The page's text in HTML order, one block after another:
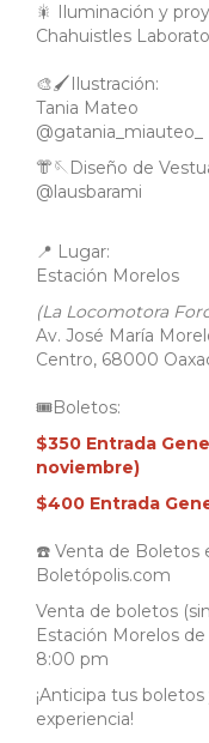
🎇 Iluminación y
Chahuistles
🎨🖌️Ilustración:
Tania Mateo
@gatania_miauteo_
👘🪡Diseño de
@lausbarami
📍 Lugar:
Estación Morelos
(La Locomotora
Av. José María
Centro, 68000
🎟️Boletos:
$350 Entrada
noviembre)
$400 Entrada
☎️ Venta de Boletos
Boletópolis.com
Venta de boletos
Estación Morelos
8:00 pm
¡Anticipa tus
experiencia!